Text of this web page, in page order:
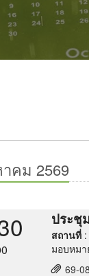
คม 2569
ประชุ
สถานที่
มอบหม
69-